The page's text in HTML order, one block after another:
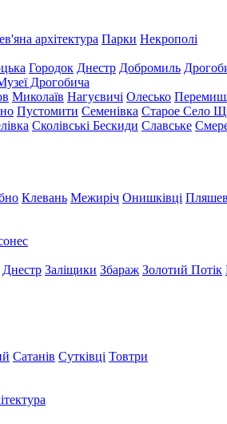
архітектура Парки Некрополі
Городок Днестр Добромиль
Дрогобича
Миколаїв Нагуєвичі Олесько
Пустомити Семенівка Старое Село
Сколівські Бескиди Славське
Клевань Межиріч Онишківці
Днестр Заліщики Збараж Золотий Потік
Сатанів Сутківці Товтри